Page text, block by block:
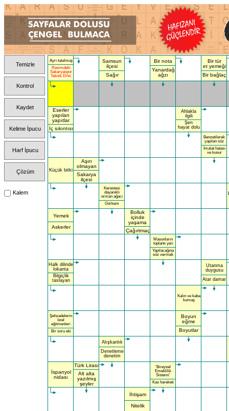
Temizle
Kontrol
Kaydet
Kelime İpucu
Harf İpucu
Çözüm
Kalem
Ayrı tutulmuş
Resimdeki
Sakaryaspor
Teknik Drkt.
Eserler
yapılan
yapıtlar
İç sıkıntısı
Küçük bitki
Yemek
Askerler
Halk dilinde
lokanta
Bilgiçlik
taslayan
Şehzadelerin
özel
eğitmenleri
Bir soru eki
İspanyol
nidası
Aşırı
olmayan
Sakarya
ilçesi
Türk Lirası
Alt alta
yazılmış
şeyler
Samsun
ilçesi
Sağır
Kerestesi
dayanıklı
orman ağacı
Görkem
Alışkanlık
Denetleme
denetim
Bolluk
içinde
yaşama
Çağırtmaç
İhtişam
Nitelik
Bir nota
Yanardağ
ağzı
Masonların
toplantı yeri
Yapılacağına
söz vermek
'Bireysel
Emeklilik
Sistemi'
Kas hareketi
Ahlakla
ilgili
Şen
hayat dolu
Kalın ve kaba
kumaş
Boyun
eğme
Boyutlar
Bir tür
et yemeği
Bir bağlaç
Benzetilerek
yapılan söz
İmalat hatası
ve kusur
Utanma
duygusu
Atar damar